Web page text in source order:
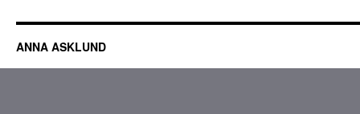
ANNA ASKLUND